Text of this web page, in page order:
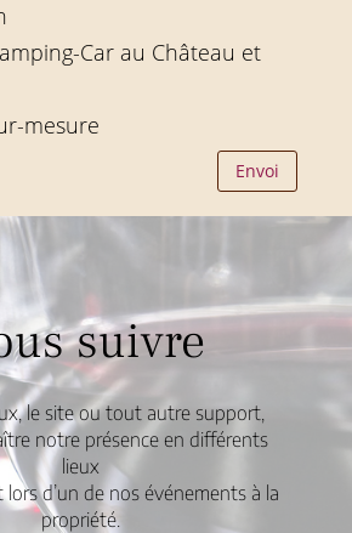
Car au Château et
mesure
Envoi
suivre
le site ou tout autre support,
notre présence en différents
lieux
d’un de nos événements à la
propriété.